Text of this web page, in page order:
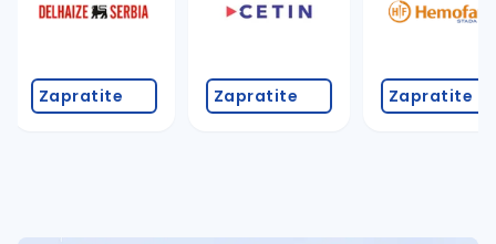
Zapratite Zapratite Zapratite